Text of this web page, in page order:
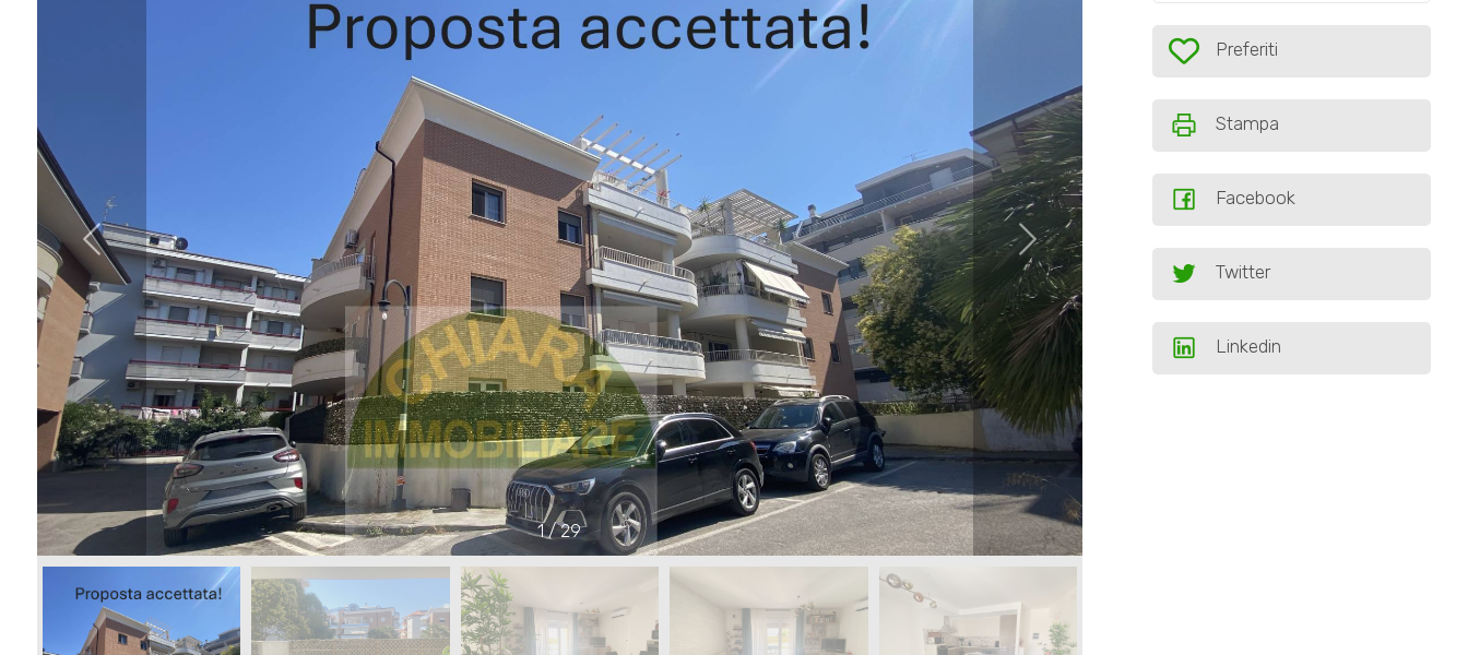
1 / 29
Preferiti: Cod. 219DV
Preferiti
Stampa
Facebook
Twitter
Linkedin
Tipologia
-
multiscelta
Qualsiasi
Residenziali
Terreni
Prezzo